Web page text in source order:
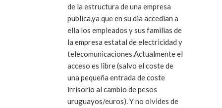
de la estructura de una empresa
publica,ya que en su dia accedian a
ella los empleados y sus familias de
la empresa estatal de electricidad y
telecomunicaciones.Actualmente el
acceso es libre (salvo el coste de
una pequeña entrada de coste
irrisorio al cambio de pesos
uruguayos/euros). Y no olvides de